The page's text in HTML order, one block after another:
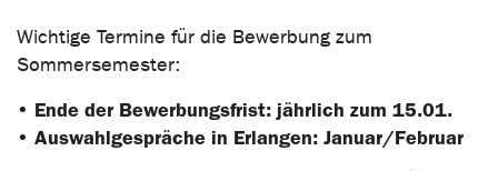
Wichtige Termine für die Bewerbung zum
Sommersemester:
• Ende der Bewerbungsfrist: jährlich zum 15.01.
• Auswahlgespräche in Erlangen: Januar/Februar